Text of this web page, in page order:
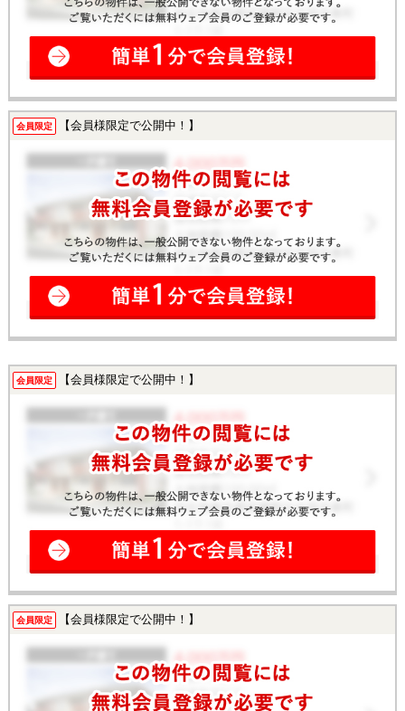
会員限定 【会員様限定で公開中！】
会員限定 【会員様限定で公開中！】
会員限定 【会員様限定で公開中！】